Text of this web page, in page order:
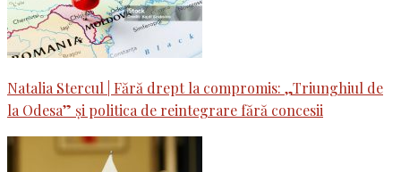
Natalia Stercul | Fără drept la compromis: „Triunghiul de
la Odesa” și politica de reintegrare fără concesii